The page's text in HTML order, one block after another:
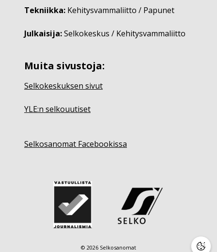
Tekniikka: Kehitysvammaliitto / Papunet
Julkaisija:Selkokeskus / Kehitysvammaliitto
Muita sivustoja:
Selkokeskuksen sivut
YLE:n selkouutiset
Selkosanomat Facebookissa
© 2026 Selkosanomat